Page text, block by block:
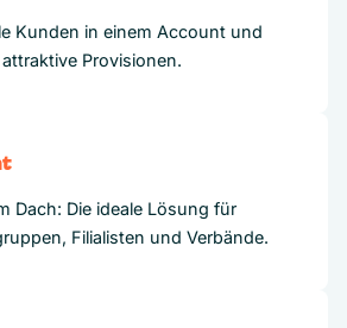
Kunden in einem Account und
Provisionen.
Dach: Die ideale Lösung für
Filialisten und Verbände.